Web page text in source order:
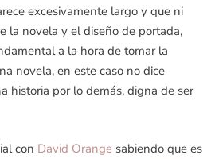
excesivamente largo y que ni
la novela y el diseño de portada,
a la hora de tomar la
novela, en este caso no dice
historia por lo demás, digna de ser
con David Orange sabiendo que es